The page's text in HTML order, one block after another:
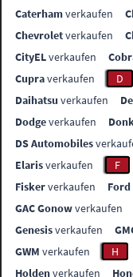
Caterhamverkaufen
Chevroletverkaufen
CityELverkaufen
Cupraverkaufen D
Daihatsu verkaufen
Dodgeverkaufen
DS Automobiles
Elarisverkaufen F
Fiskerverkaufen Ford
GAC Gonowverkaufen
Genesisverkaufen
GWM verkaufen H
Holdenverkaufen